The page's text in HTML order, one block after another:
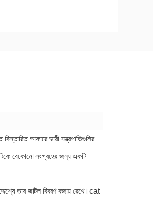
আকারে ভারী যন্ত্রপাতিগুলির
যেকোনো সংগ্রহের জন্য একটি
তার জটিল বিবরণ বজায় রেখে।cat